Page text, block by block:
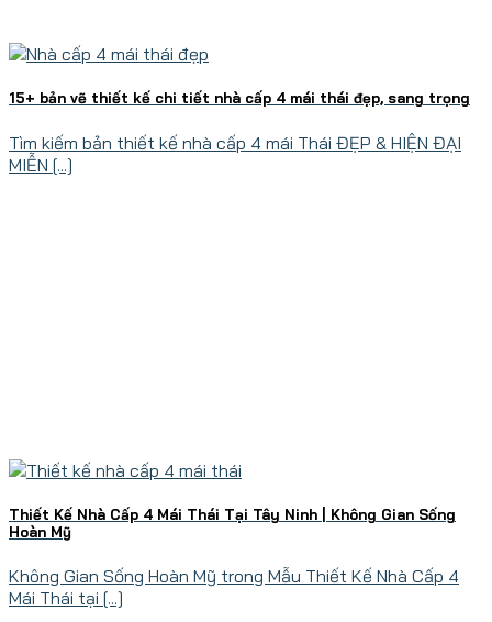
15+ bản vẽ thiết kế chi tiết nhà cấp 4 mái thái đẹp, sang trọng
Tìm kiếm bản thiết kế nhà cấp 4 mái Thái ĐẸP & HIỆN ĐẠI
MIỄN [...]
Thiết Kế Nhà Cấp 4 Mái Thái Tại Tây Ninh | Không Gian Sống
Hoàn Mỹ
Không Gian Sống Hoàn Mỹ trong Mẫu Thiết Kế Nhà Cấp 4
Mái Thái tại [...]